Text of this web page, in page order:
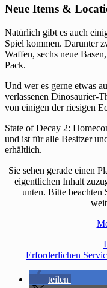
Neue Items &
Natürlich gibt es auch
Spiel kommen. Darunter
Waffen, sechs neue
Pack.
Und wer es gerne etwas
verlassenen Dinosaurier-
von einigen der riesigen
State of Decay 2:
und ist für alle Besitzer
erhältlich.
Sie sehen gerade einen
eigentlichen Inhalt
unten. Bitte beachten
Erforderlichen
teilen